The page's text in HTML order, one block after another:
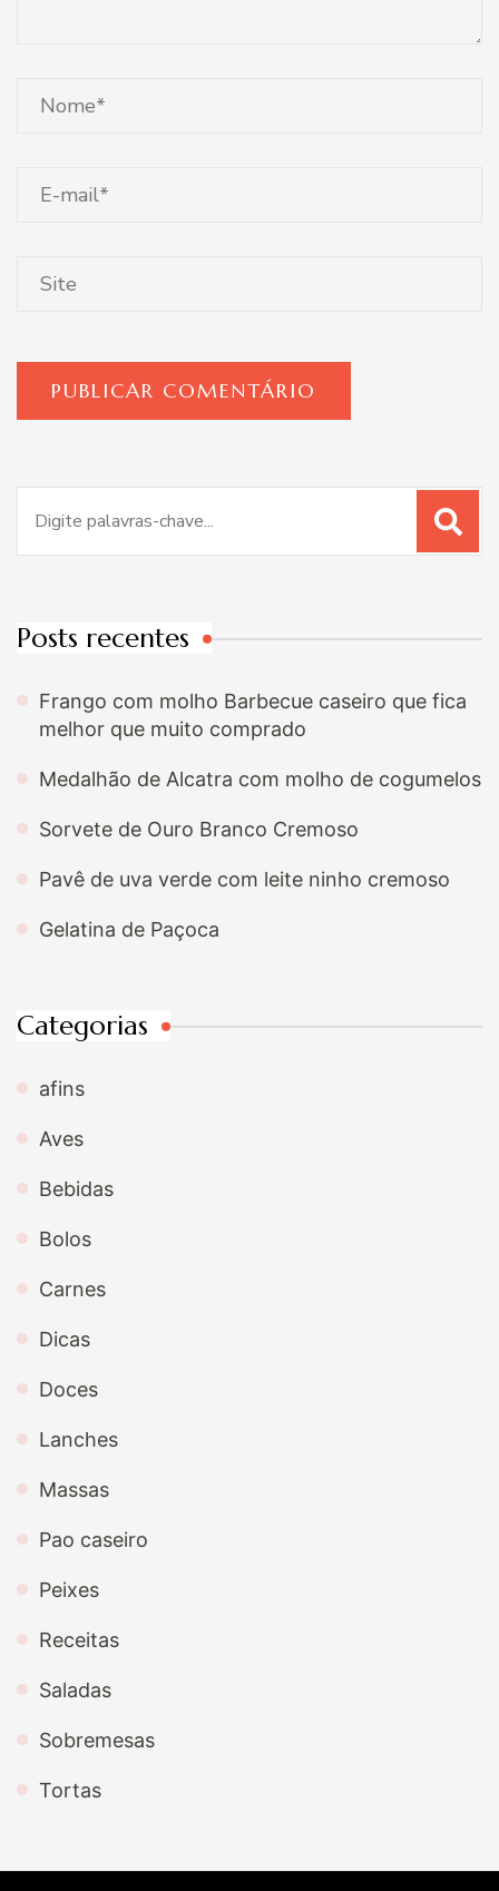
por:
Posts recentes
Frango com molho Barbecue caseiro que fica
melhor que muito comprado
Medalhão de Alcatra com molho de cogumelos
Sorvete de Ouro Branco Cremoso
Pavê de uva verde com leite ninho cremoso
Gelatina de Paçoca
Categorias
afins
Aves
Bebidas
Bolos
Carnes
Dicas
Doces
Lanches
Massas
Pao caseiro
Peixes
Receitas
Saladas
Sobremesas
Tortas